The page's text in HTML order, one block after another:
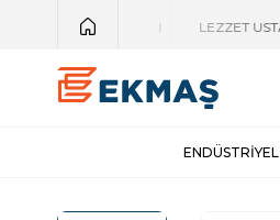
ENDÜSTRİYEL